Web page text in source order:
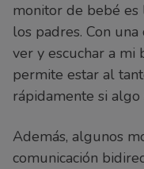
monitor de bebé
los padres. Con
ver y escuchar a mi
permite estar al
rápidamente si algo
Además, algunos
comunicación